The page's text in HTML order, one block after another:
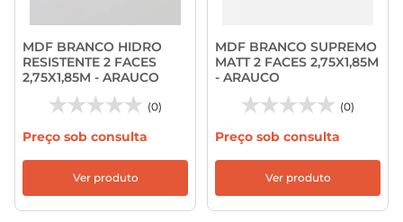
MDF BRANCO HIDRO
RESISTENTE 2 FACES
2,75X1,85M - ARAUCO
(0)
Preço sob consulta
Ver produto
MDF BRANCO SUPREMO
MATT 2 FACES 2,75X1,85M
- ARAUCO
(0)
Preço sob consulta
Ver produto